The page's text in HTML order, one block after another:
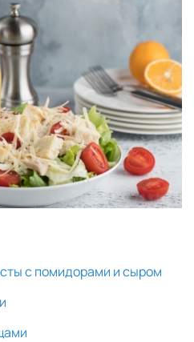
с помидорами исыром